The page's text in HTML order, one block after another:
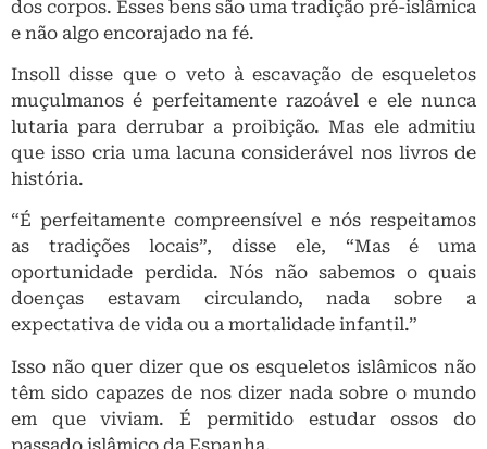
dos corpos. Esses bens são uma tradição pré-islâmica
e não algo encorajado na fé.
Insoll disse que o veto à escavação de esqueletos
muçulmanos é perfeitamente razoável e ele nunca
lutaria para derrubar a proibição. Mas ele admitiu
que isso cria uma lacuna considerável nos livros de
história.
“É perfeitamente compreensível e nós respeitamos
as tradições locais”, disse ele, “Mas é uma
oportunidade perdida. Nós não sabemos o quais
doenças estavam circulando, nada sobre a
expectativa de vida ou a mortalidade infantil.”
Isso não quer dizer que os esqueletos islâmicos não
têm sido capazes de nos dizer nada sobre o mundo
em que viviam. É permitido estudar ossos do